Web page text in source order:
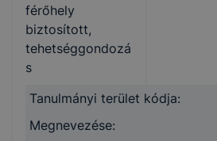
férőhely
biztosított,
tehetséggondozá
s
Tanulmányi terület kódja:
Megnevezése: